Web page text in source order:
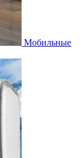
Мобильные